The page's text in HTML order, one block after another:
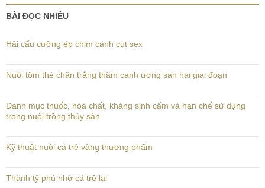
BÀI ĐỌC NHIỀU
Hải cẩu cưỡng ép chim cánh cụt sex
Nuôi tôm thẻ chân trắng thâm canh ương san hai giai đoạn
Danh mục thuốc, hóa chất, kháng sinh cấm và hạn chế sử dụng
trong nuôi trồng thủy sản
Kỹ thuật nuôi cá trê vàng thương phẩm
Thành tỷ phú nhờ cá trê lai